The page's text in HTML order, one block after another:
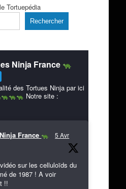
Tortuepédia
Rechercher
Ninja France
des Tortues Ninja par ici
Notre site :
France 5 Avr
sur les celluloïds du
de 1987 ! A voir
!!